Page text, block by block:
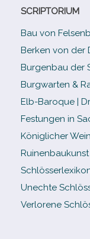
SCRIPTORIUM
Bau von
Berken von der
Burgenbau der
Burgwarten &
Elb-​Baroque |
Festungen in
Königlicher
Ruinenbaukunst
Unechte
Verlorene